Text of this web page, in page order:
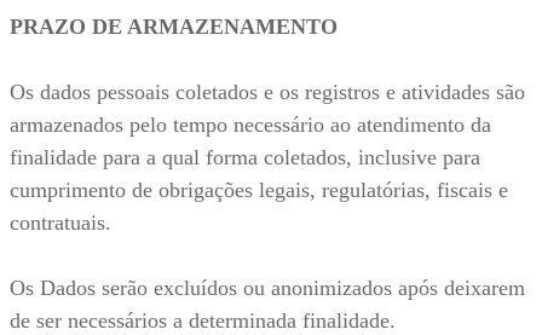
PRAZO DE ARMAZENAMENTO
Os dados pessoais coletados e os registros e atividades são
armazenados pelo tempo necessário ao atendimento da
finalidade para a qual forma coletados, inclusive para
cumprimento de obrigações legais, regulatórias, fiscais e
contratuais.
Os Dados serão excluídos ou anonimizados após deixarem
de ser necessários a determinada finalidade.